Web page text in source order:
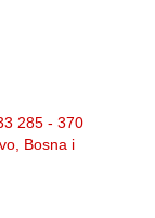
285 - 370
Bosna i